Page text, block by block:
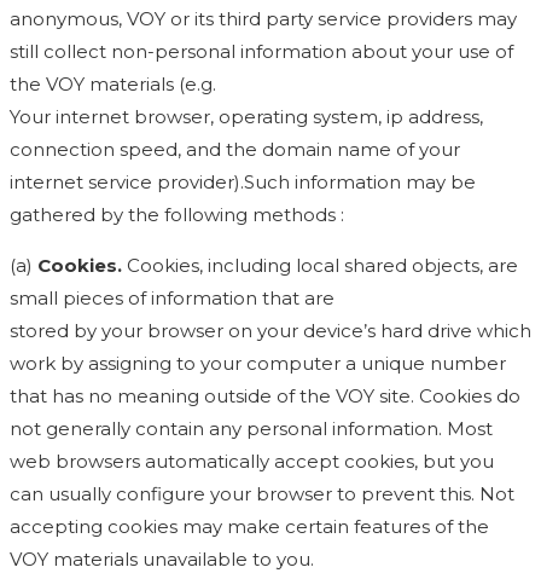
anonymous, VOY or its third party service providers may
still collect non-personal information about your use of
the VOY materials (e.g.
Your internet browser, operating system, ip address,
connection speed, and the domain name of your
internet service provider).Such information may be
gathered by the following methods :
(a) Cookies. Cookies, including local shared objects, are
small pieces of information that are
stored by your browser on your device’s hard drive which
work by assigning to your computer a unique number
that has no meaning outside of the VOY site. Cookies do
not generally contain any personal information. Most
web browsers automatically accept cookies, but you
can usually configure your browser to prevent this. Not
accepting cookies may make certain features of the
VOY materials unavailable to you.